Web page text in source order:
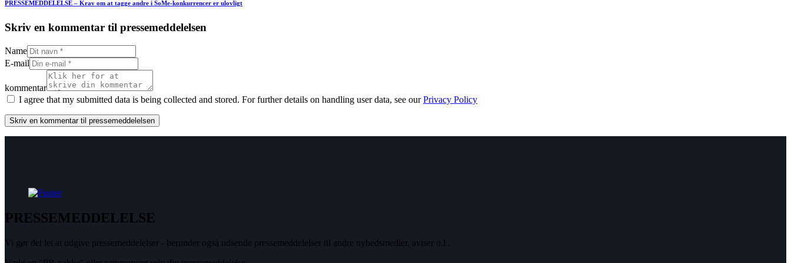
PRESSEMEDDELELSE – Krav om at tagge andre i SoMe-konkurrencer er ulovligt
Skriv en kommentar til pressemeddelelsen
Name
E-mail
kommentar
I agree that my submitted data is being collected and stored. For further details on handling user data, see ourPrivacy Policy
PRESSEMEDDELELSE
Vi gør det let at udgive pressemeddelelser - herunder også udsende pressemeddelelser til andre nyhedsmedier, aviser o.l..